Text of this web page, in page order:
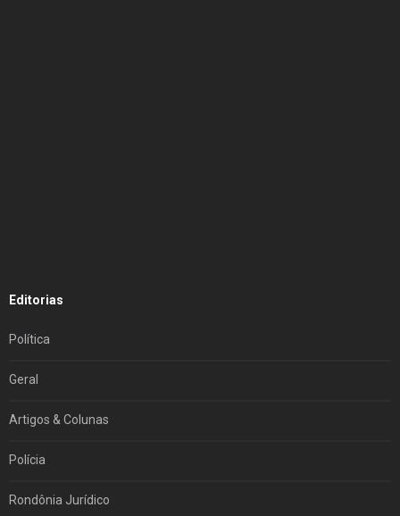
Editorias
Política
Geral
Artigos & Colunas
Polícia
Rondônia Jurídico